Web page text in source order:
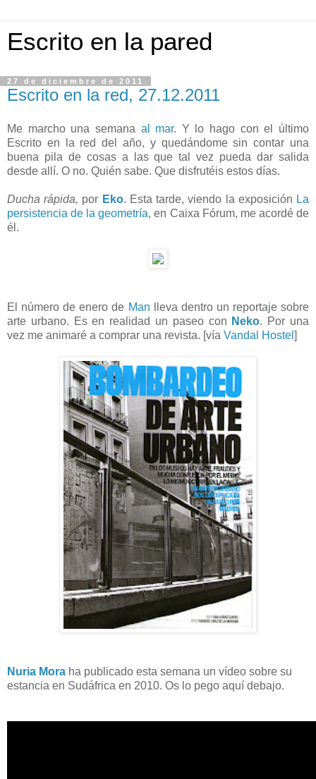
Escrito en la pared
27 de diciembre de 2011
Escrito en la red, 27.12.2011
Me marcho una semana al mar. Y lo hago con el último
Escrito en la red del año, y quedándome sin contar una
buena pila de cosas a las que tal vez pueda dar salida
desde allí. O no. Quién sabe. Que disfrutéis estos días.
Ducha rápida, por Eko. Esta tarde, viendo la exposición La
persistencia de la geometría, en Caixa Fórum, me acordé de
él.
El número de enero de Man lleva dentro un reportaje sobre
arte urbano. Es en realidad un paseo con Neko. Por una
vez me animaré a comprar una revista. [vía Vandal Hostel ]
Nuria Mora ha publicado esta semana un vídeo sobre su
estancia en Sudáfrica en 2010. Os lo pego aquí debajo.